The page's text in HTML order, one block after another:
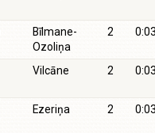
Bīlmane-
Ozoliņa
2
Vilcāne 2
Ezeriņa 2